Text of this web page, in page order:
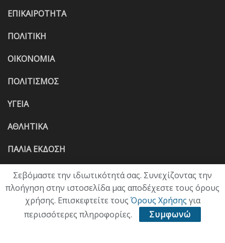
ΕΠΙΚΑΙΡΟΤΗΤΑ
ΠΟΛΙΤΙΚΗ
ΟΙΚΟΝΟΜΙΑ
ΠΟΛΙΤΙΣΜΟΣ
ΥΓΕΙΑ
ΑΘΛΗΤΙΚΑ
ΠΑΛΙΑ ΕΚΔΟΣΗ
Σεβόμαστε την ιδιωτικότητά σας. Συνεχίζοντας την
πλοήγηση στην ιστοσελίδα μας αποδέχεστε τους όρους
χρήσης. Επισκεφτείτε τους Όρους Χρήσης για
περισσότερες πληροφορίες.
Συμφωνώ